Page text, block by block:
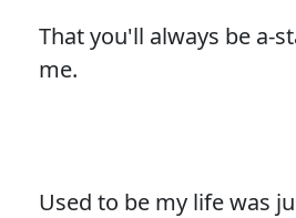
That you'll always be a-
me.
Used to be my life was